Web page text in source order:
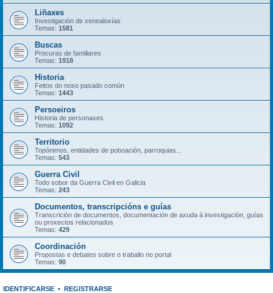
Liñaxes
Investigación de xenealoxías
Temas: 1581
Buscas
Procuras de familiares
Temas: 1918
Historia
Feitos do noso pasado común
Temas: 1443
Persoeiros
Historia de personaxes
Temas: 1092
Territorio
Topónimos, entidades de poboación, parroquias...
Temas: 543
Guerra Civil
Todo sobor da Guerra Civil en Galicia
Temas: 243
Documentos, transcripcións e guías
Transcrición de documentos, documentación de axuda á investigación, guías
ou proxectos relacionados
Temas: 429
Coordinación
Propostas e debates sobre o traballo no portal
Temas: 90
IDENTIFICARSE • REGISTRARSE